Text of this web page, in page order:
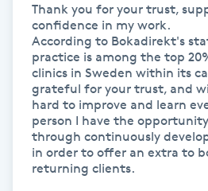
Luggklippning
Lymfmassage
Läpptatuering
Makeup
Thank you for your trust,
confidence in my work.
According to Bokadirekt's
practice is among the top
clinics in Sweden within its
grateful for your trust, and
hard to improve and learn
person I have the
through continuously
in order to offer an extra to
returning clients.